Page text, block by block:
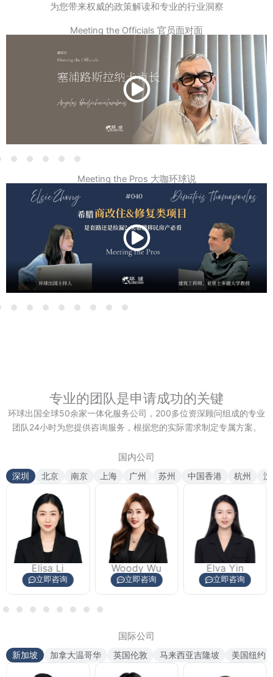
为您带来权威的政策解读和专业的行业洞察
Meeting the Officials 官员面对面
Meeting the Pros 大咖环球说
专业的团队是申请成功的关键
环球出国全球50余家一体化服务公司，200多位资深顾问组成的专业
团队24小时为您提供咨询服务，根据您的实际需求制定专属方案。
国内公司
深圳 北京 南京 上海 广州 苏州 中国香港 杭州
Woody Wu
立即咨询
Elva Yin
立即咨询
Candice
立即咨
国际公司
新加坡 加拿大温哥华 英国伦敦 马来西亚吉隆坡 美国纽约